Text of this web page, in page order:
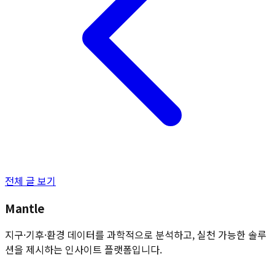
전체 글 보기
Mantle
지구·기후·환경 데이터를 과학적으로 분석하고, 실천 가능한 솔루
션을 제시하는 인사이트 플랫폼입니다.